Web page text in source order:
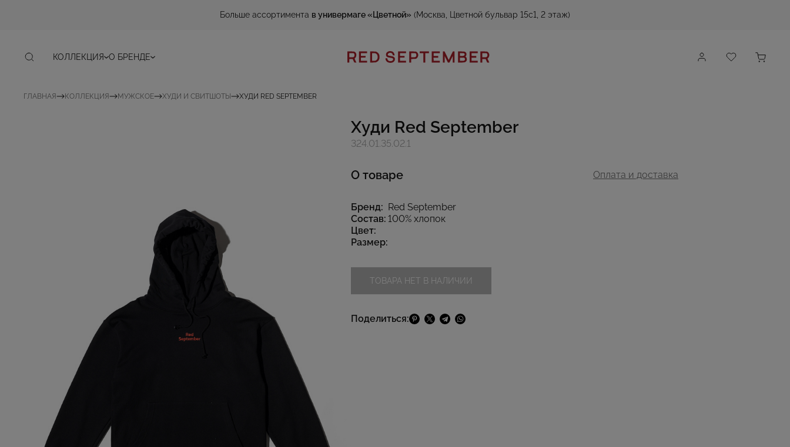
Больше ассортимента в универмаге «Цветной» (Москва, Цветной бульвар 15с1, 2 этаж)
КОЛЛЕКЦИЯ О БРЕНДЕ
ГЛАВНАЯ КОЛЛЕКЦИЯ МУЖСКОЕ ХУДИ И СВИТШОТЫ ХУДИ RED SEPTEMBER
Худи Red September
324.01.35.02.1
О товаре Оплата и доставка
Бренд: Red September
Состав: 100% хлопок
Цвет:
Размер:
ТОВАРА НЕТ В НАЛИЧИИ
Поделиться: